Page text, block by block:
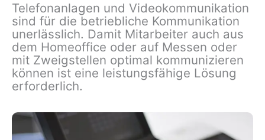
Telefonanlagen und Videokommunikation
sind für die betriebliche Kommunikation
unerlässlich. Damit Mitarbeiter auch aus
dem Homeoffice oder auf Messen oder
mit Zweigstellen optimal kommunizieren
können ist eine leistungsfähige Lösung
erforderlich.